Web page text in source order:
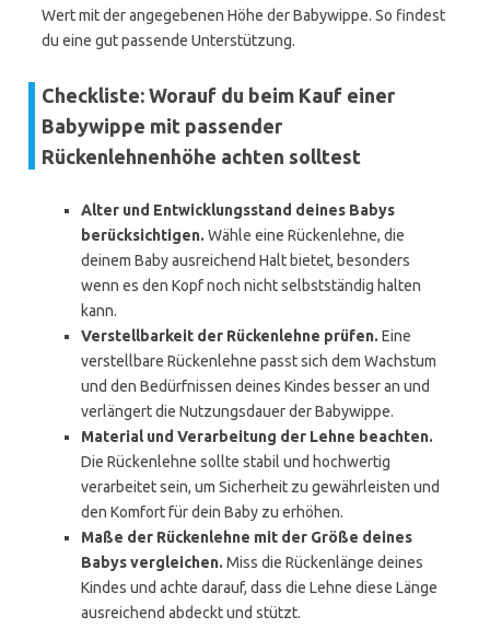
Wert mit der angegebenen Höhe der Babywippe. So findest
du eine gut passende Unterstützung.
Checkliste: Worauf du beim Kauf einer
Babywippe mit passender
Rückenlehnenhöhe achten solltest
Alter und Entwicklungsstand deines Babys
berücksichtigen. Wähle eine Rückenlehne, die
deinem Baby ausreichend Halt bietet, besonders
wenn es den Kopf noch nicht selbstständig halten
kann.
Verstellbarkeit der Rückenlehne prüfen. Eine
verstellbare Rückenlehne passt sich dem Wachstum
und den Bedürfnissen deines Kindes besser an und
verlängert die Nutzungsdauer der Babywippe.
Material und Verarbeitung der Lehne beachten.
Die Rückenlehne sollte stabil und hochwertig
verarbeitet sein, um Sicherheit zu gewährleisten und
den Komfort für dein Baby zu erhöhen.
Maße der Rückenlehne mit der Größe deines
Babys vergleichen. Miss die Rückenlänge deines
Kindes und achte darauf, dass die Lehne diese Länge
ausreichend abdeckt und stützt.